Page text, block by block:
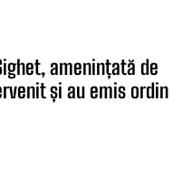
amenințată de
și au emis ordin